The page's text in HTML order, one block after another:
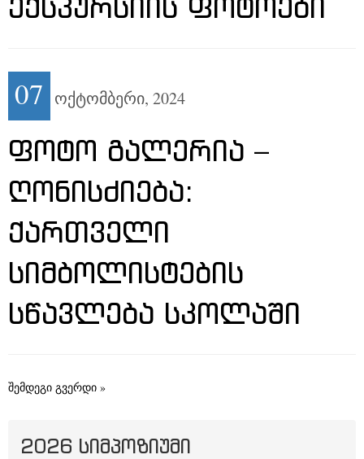
ᲔᲥᲡᲙᲣᲠᲡᲘᲘᲡ ᲤᲝᲢᲝᲔᲑᲘ
07 ოქტომბერი, 2024
ᲤᲝᲢᲝ ᲒᲐᲚᲔᲠᲘᲐ –
ᲦᲝᲜᲘᲡᲫᲘᲔᲑᲐ:
ᲥᲐᲠᲗᲕᲔᲚᲘ
ᲡᲘᲛᲑᲝᲚᲘᲡᲢᲔᲑᲘᲡ
ᲡᲬᲐᲕᲚᲔᲑᲐ ᲡᲙᲝᲚᲐᲨᲘ
შემდეგი გვერდი »
2026 ᲡᲘᲛᲞᲝᲖᲘᲣᲛᲘ